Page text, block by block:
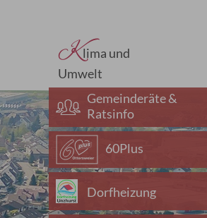
Klima und
Umwelt
Gemeinderäte &
Ratsinfo
60Plus
Dorfheizung